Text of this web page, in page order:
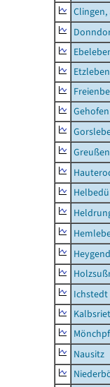
Etzleben
Gehofen
Ichstedt
Nausitz